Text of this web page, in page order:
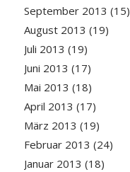
September 2013 (15)
August 2013 (19)
Juli 2013 (19)
Juni 2013 (17)
Mai 2013 (18)
April 2013 (17)
März 2013 (19)
Februar 2013 (24)
Januar 2013 (18)